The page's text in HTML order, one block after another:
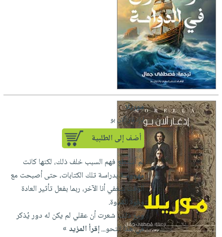
موريلا
لـ إدغار آلان بو
أضف إلى الطلبية
لم أستطِع فهم السبب خلف ذلك، لكنها كانت
مهووسة بدراسة تلك الكتابات، حتى أصبحت مع
الوقت شغفي أنا الآخر، ربما بفعل تأثير العادة
وقوة القدوة.
ومع ذلك، شعرت أن عقلي لم يكن له دور يُذكر
في هذا التحو...إقرأ المزيد »